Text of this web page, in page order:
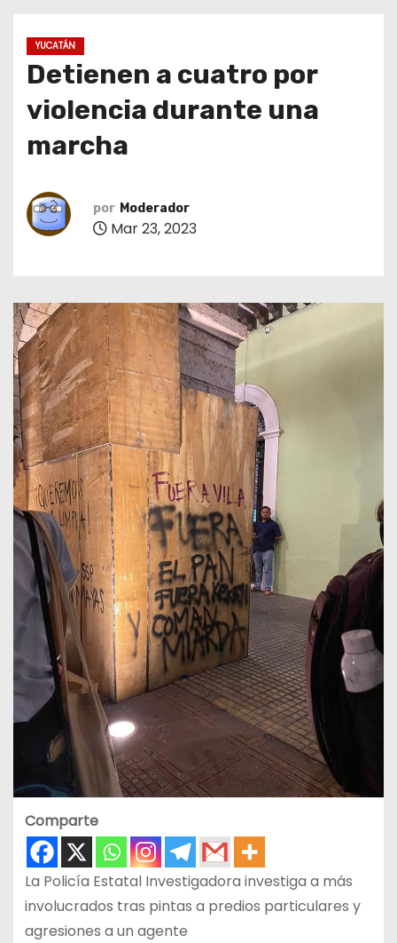
YUCATÁN
Detienen a cuatro por
violencia durante una
marcha
por Moderador
Mar 23, 2023
Comparte
La Policía Estatal Investigadora investiga a más
involucrados tras pintas a predios particulares y
agresiones a un agente